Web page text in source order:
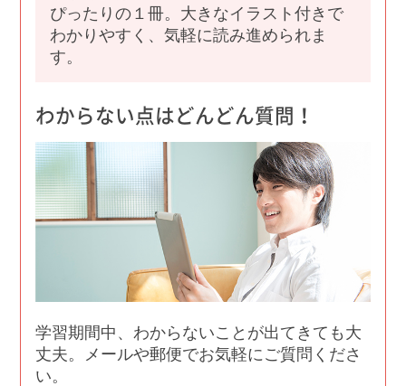
ぴったりの１冊。大きなイラスト付きで
わかりやすく、気軽に読み進められま
す。
わからない点はどんどん質問！
学習期間中、わからないことが出てきても大
丈夫。メールや郵便でお気軽にご質問くださ
い。